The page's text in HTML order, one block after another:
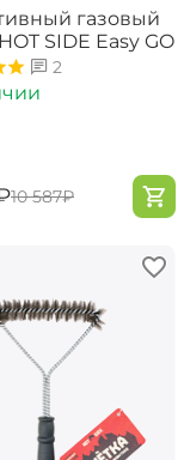
газовый
SIDE Easy GO
2
‍10 587‍₽